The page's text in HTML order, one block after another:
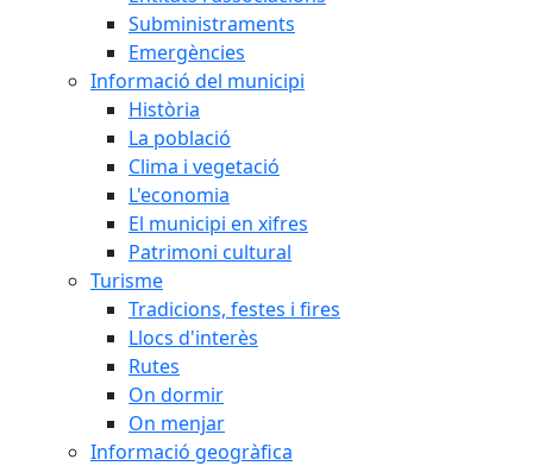
Subministraments
Emergències
Informació del municipi
Història
La població
Clima i vegetació
L'economia
El municipi en xifres
Patrimoni cultural
Turisme
Tradicions, festes i fires
Llocs d'interès
Rutes
On dormir
On menjar
Informació geogràfica